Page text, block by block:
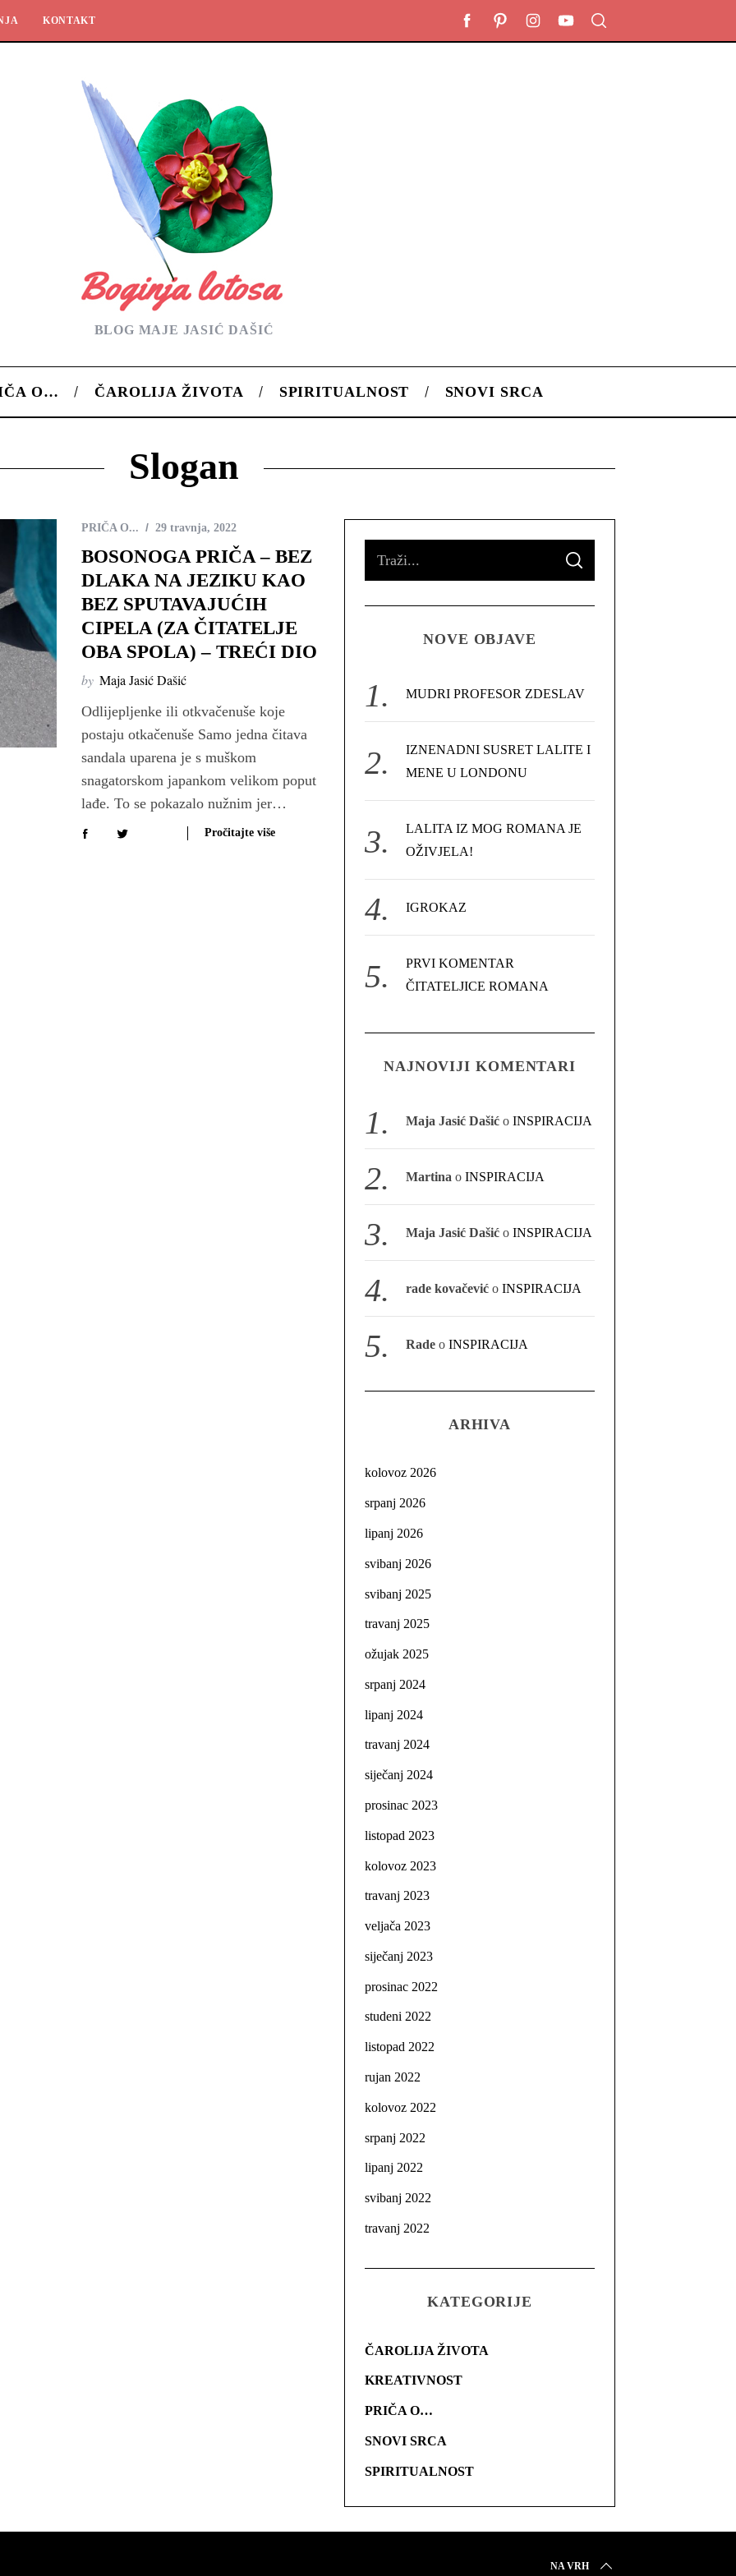
KONTAKT
BLOG MAJE JASIĆ DAŠIĆ
O… ČAROLIJA ŽIVOTA SPIRITUALNOST SNOVI SRCA
Slogan
PRIČA O... 29 travnja, 2022
BOSONOGA PRIČA – BEZ
DLAKA NA JEZIKU KAO
BEZ SPUTAVAJUĆIH
CIPELA (ZA ČITATELJE
OBA SPOLA) – TREĆI DIO
by Maja Jasić Dašić
Odlijepljenke ili otkvačenuše koje
postaju otkačenuše Samo jedna čitava
sandala uparena je s muškom
snagatorskom japankom velikom poput
lađe. To se pokazalo nužnim jer…
Pročitajte više
o
S
A
C
NOVE OBJAVE
MUDRI PROFESOR ZDESLAV
IZNENADNI SUSRET LALITE I
MENE U LONDONU
LALITA IZ MOG ROMANA JE
OŽIVJELA!
IGROKAZ
PRVI KOMENTAR
ČITATELJICE ROMANA
NAJNOVIJI KOMENTARI
Maja Jasić Dašić oINSPIRACIJA
Martina oINSPIRACIJA
Maja Jasić Dašić oINSPIRACIJA
rade kovačević oINSPIRACIJA
Rade oINSPIRACIJA
ARHIVA
kolovoz 2026
srpanj 2026
lipanj 2026
svibanj 2026
svibanj 2025
travanj 2025
ožujak 2025
srpanj 2024
lipanj 2024
travanj 2024
siječanj 2024
prosinac 2023
listopad 2023
kolovoz 2023
travanj 2023
veljača 2023
siječanj 2023
prosinac 2022
studeni 2022
listopad 2022
rujan 2022
kolovoz 2022
srpanj 2022
lipanj 2022
svibanj 2022
travanj 2022
KATEGORIJE
ČAROLIJA ŽIVOTA
KREATIVNOST
PRIČA O…
SNOVI SRCA
SPIRITUALNOST
NA VRH